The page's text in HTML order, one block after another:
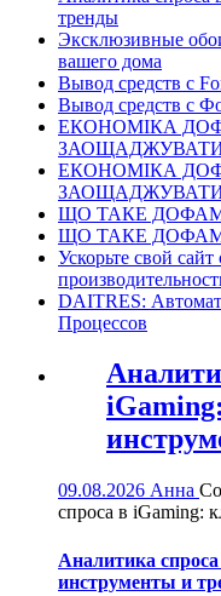
тренды
Эксклюзивные
вашего дома
Вывод средств с
Вывод средств с
ЕКОНОМІКА
ЕКОНОМІКА
ЩО ТАКЕ
ЩО ТАКЕ
Ускорьте свой
DAITRES:
Процессов
09.08.2026 Анна
спроса в iGaming:
Аналитика
инструменты и